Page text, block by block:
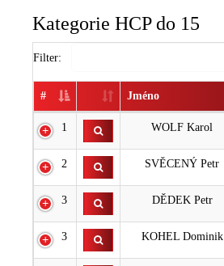
Kategorie HCP do 15
Filter:
# Jméno
1 WOLF Karol
2 SVĚCENÝ Petr
3 DĚDEK Petr
3 KOHEL Dominik